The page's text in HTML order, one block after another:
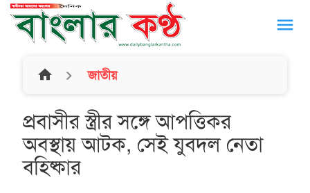
menu
home জাতীয়
প্রবাসীর স্ত্রীর সঙ্গে আপত্তিকর
অবস্থায় আটক, সেই যুবদল নেতা
বহিষ্কার